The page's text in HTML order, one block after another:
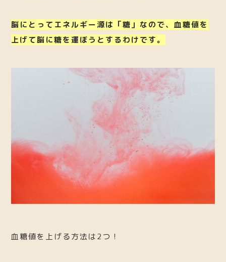
脳にとってエネルギー源は「糖」なので、血糖値を
上げて脳に糖を運ぼうとするわけです。
血糖値を上げる方法は2つ！